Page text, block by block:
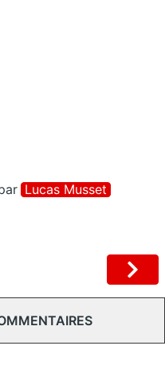
Lucas Musset